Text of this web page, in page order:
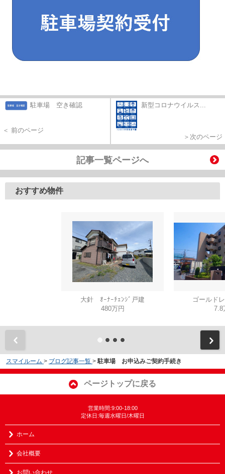
駐車場 空き確認
＜ 前のページ
新型コロナウイルス...
＞次のページ
記事一覧ページへ
おすすめ物件
大針 ｵｰﾅｰﾁｪﾝｼﾞ戸建
480万円
ゴールド
7.8
スマイルーム > ブログ記事一覧 > 駐車場 お申込みご契約手続き
ページトップに戻る
営業時間:9:00-18:00
定休日:毎週水曜日/木曜日
ホーム
会社概要
お問い合わせ